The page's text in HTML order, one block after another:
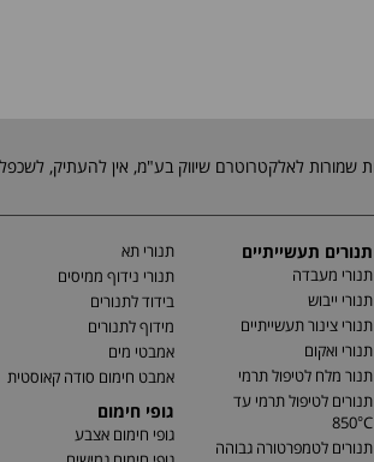
תנורים תעשייתיים
תנורי מעבדה
תנורי ייבוש
תנורי צינור תעשייתיים
תנורי ואקום
תנור מלח לטיפול תרמי
תנורים לטיפול תרמי עד
850°C
תנורים לטמפרטורה גבוהה
תנורי תא
תנורי נידוף ממיסים
בידוד לתנורים
מידוף לתנורים
אמבטי מים
אמבט חימום סודה קאוסטית
גופי חימום
גופי חימום אצבע